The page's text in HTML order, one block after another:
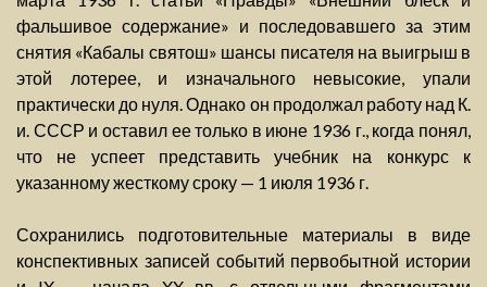
фальшивое содержание» и последовавшего за этим
снятия «Кабалы святош» шансы писателя на выигрыш в
этой лотерее, и изначального невысокие, упали
практически до нуля. Однако он продолжал работу над К.
и. СССР и оставил ее только в июне 1936 г., когда понял,
что не успеет представить учебник на конкурс к
указанному жесткому сроку — 1 июля 1936 г.
Сохранились подготовительные материалы в виде
конспективных записей событий первобытной истории